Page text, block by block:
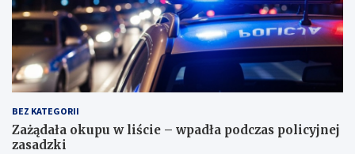
BEZ KATEGORII
Zażądała okupu w liście – wpadła podczas policyjnej
zasadzki